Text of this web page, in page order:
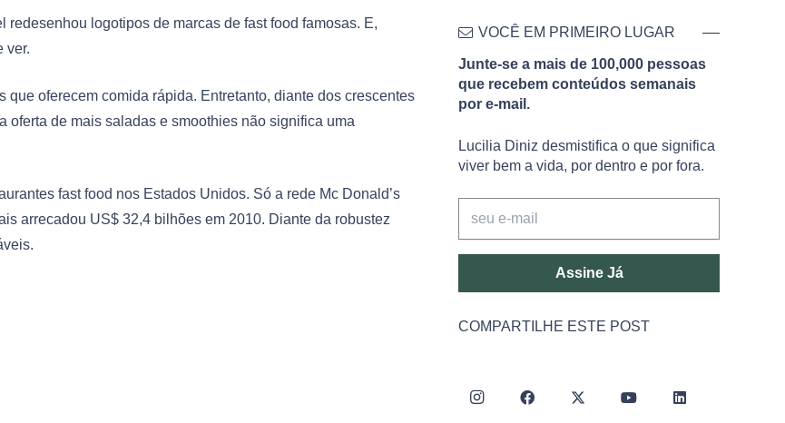
logotipos de marcas de fast food famosas. E,
ver.
oferecem comida rápida. Entretanto, diante dos crescentes
oferta de mais saladas e smoothies não significa uma
fast food nos Estados Unidos. Só a rede Mc Donald’s
arrecadou US$ 32,4 bilhões em 2010. Diante da robustez
VOCÊ EM PRIMEIRO LUGAR
Junte-se a mais de 100,000 pessoas
que recebem conteúdos semanais
por e-mail.
Lucilia Diniz desmistifica o que significa
viver bem a vida, por dentro e por fora.
Assine Já
COMPARTILHE ESTE POST